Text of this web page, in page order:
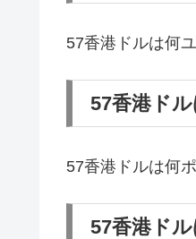
57香港ドルは何
57香港ド
57香港ドルは何
57香港ド